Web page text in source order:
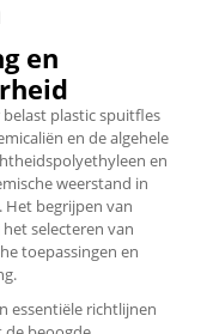
en
plastic spuitfles
en de algehele
en
weerstand in
Het begrijpen van
selecteren van
toepassingen en
essentiële richtlijnen